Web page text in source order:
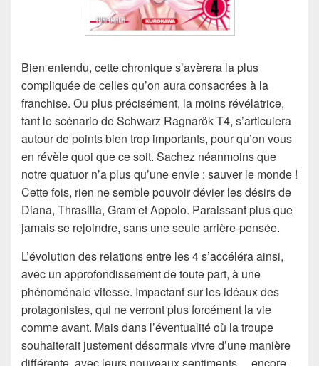
Bien entendu, cette chronique s’avèrera la plus
compliquée de celles qu’on aura consacrées à la
franchise. Ou plus précisément, la moins révélatrice,
tant le scénario de Schwarz Ragnarök T4, s’articulera
autour de points bien trop importants, pour qu’on vous
en révèle quoi que ce soit. Sachez néanmoins que
notre quatuor n’a plus qu’une envie : sauver le monde !
Cette fois, rien ne semble pouvoir dévier les désirs de
Diana, Thrasilla, Gram et Appolo. Paraissant plus que
jamais se rejoindre, sans une seule arrière-pensée.
L’évolution des relations entre les 4 s’accéléra ainsi,
avec un approfondissement de toute part, à une
phénoménale vitesse. Impactant sur les idéaux des
protagonistes, qui ne verront plus forcément la vie
comme avant. Mais dans l’éventualité où la troupe
souhaiterait justement désormais vivre d’une manière